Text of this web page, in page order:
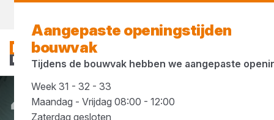
Merken Cerva
Aangepaste openingstijden
bouwvak
Tijdens de bouwvak hebben we aangepaste
Week 31 - 32 - 33
Maandag - Vrijdag 08:00 - 12:00
Zaterdag gesloten